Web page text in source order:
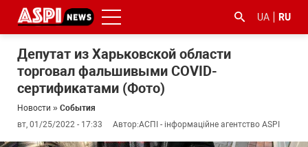
UA RU
Депутат из Харьковской области
торговал фальшивыми COVID-
сертификатами (Фото)
Новости » События
вт, 01/25/2022 - 17:33
Автор:АСПІ - інформаційне агентство ASPI